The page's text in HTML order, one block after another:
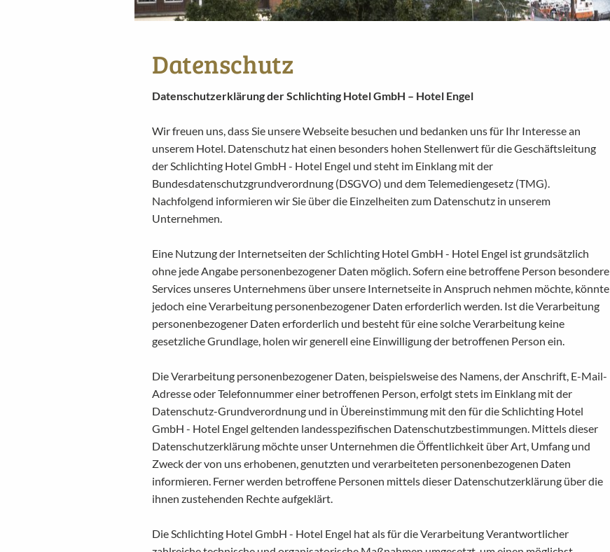
Datenschutz
Datenschutzerklärung der Schlichting Hotel GmbH – Hotel Engel
Wir freuen uns, dass Sie unsere Webseite besuchen und bedanken uns für Ihr Interesse an
unserem Hotel. Datenschutz hat einen besonders hohen Stellenwert für die Geschäftsleitung
der Schlichting Hotel GmbH - Hotel Engel und steht im Einklang mit der
Bundesdatenschutzgrundverordnung (DSGVO) und dem Telemediengesetz (TMG).
Nachfolgend informieren wir Sie über die Einzelheiten zum Datenschutz in unserem
Unternehmen.
Eine Nutzung der Internetseiten der Schlichting Hotel GmbH - Hotel Engel ist grundsätzlich
ohne jede Angabe personenbezogener Daten möglich. Sofern eine betroffene Person besondere
Services unseres Unternehmens über unsere Internetseite in Anspruch nehmen möchte, könnte
jedoch eine Verarbeitung personenbezogener Daten erforderlich werden. Ist die Verarbeitung
personenbezogener Daten erforderlich und besteht für eine solche Verarbeitung keine
gesetzliche Grundlage, holen wir generell eine Einwilligung der betroffenen Person ein.
Die Verarbeitung personenbezogener Daten, beispielsweise des Namens, der Anschrift, E-Mail-
Adresse oder Telefonnummer einer betroffenen Person, erfolgt stets im Einklang mit der
Datenschutz-Grundverordnung und in Übereinstimmung mit den für die Schlichting Hotel
GmbH - Hotel Engel geltenden landesspezifischen Datenschutzbestimmungen. Mittels dieser
Datenschutzerklärung möchte unser Unternehmen die Öffentlichkeit über Art, Umfang und
Zweck der von uns erhobenen, genutzten und verarbeiteten personenbezogenen Daten
informieren. Ferner werden betroffene Personen mittels dieser Datenschutzerklärung über die
ihnen zustehenden Rechte aufgeklärt.
Die Schlichting Hotel GmbH - Hotel Engel hat als für die Verarbeitung Verantwortlicher